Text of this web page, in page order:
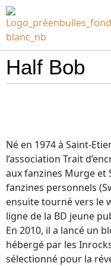
Half Bob
Né en 1974 à Saint-
l’association Trait
aux fanzines Murge et
fanzines personnels
ensuite tourné vers le
ligne de la BD jeune
En 2010, il a lancé un
hébergé par les
sélectionné pour la